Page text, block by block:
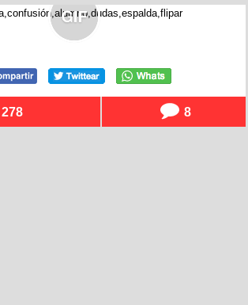
278 8